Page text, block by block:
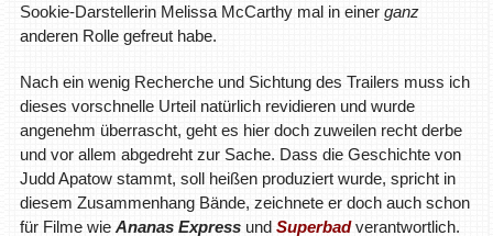
Sookie-Darstellerin Melissa McCarthy mal in einer ganz
anderen Rolle gefreut habe.
Nach ein wenig Recherche und Sichtung des Trailers muss ich
dieses vorschnelle Urteil natürlich revidieren und wurde
angenehm überrascht, geht es hier doch zuweilen recht derbe
und vor allem abgedreht zur Sache. Dass die Geschichte von
Judd Apatow stammt, soll heißen produziert wurde, spricht in
diesem Zusammenhang Bände, zeichnete er doch auch schon
für Filme wie Ananas Expressund Superbadverantwortlich.